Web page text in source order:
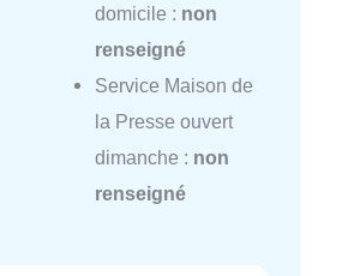
domicile : non
renseigné
Service Maison de
la Presse ouvert
dimanche : non
renseigné